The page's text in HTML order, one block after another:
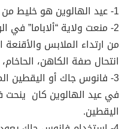
1- عيد الهالوين هو خليط من التقاليد المسيحية والوثنية
2- منعت ولاية “ألاباما” في
من ارتداء الملابس
انتحال صفة الكاهن،
3- فانوس جاك أو اليقطين
في عيد الهالوين كان
اليقطين.